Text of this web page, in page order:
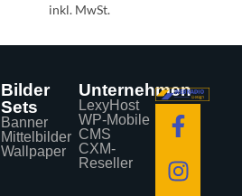
inkl. MwSt.
Bilder
Sets
Banner
Mittelbilder
Wallpaper
Unternehmen
LexyHost
WP-Mobile
CMS
CXM-
Reseller